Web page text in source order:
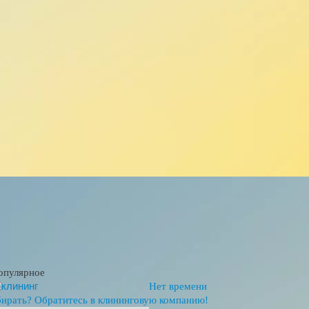
Нет времени
Обратитесь в клининговую компанию!